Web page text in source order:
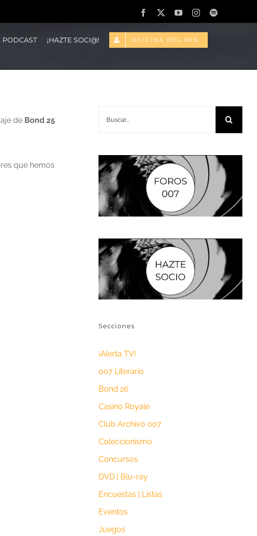
Facebook
X YouTubeInstagramSpotify
PODCAST ¡HAZTE SOCI@! OFICINA DEL MI6
de Bond 25
que hemos
Secciones
¡Alerta TV!
007 Literario
Bond 26
Casino Royale
Club Archivo 007
Coleccionismo
Concursos
DVD | Blu-ray
Encuestas | Listas
Eventos
Juegos